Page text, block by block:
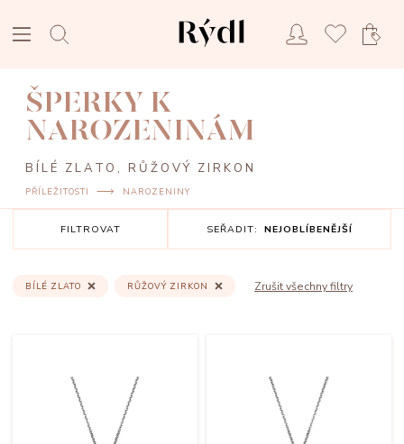
ŠPERKY K
NAROZENINÁM
BÍLÉ ZLATO, RŮŽOVÝ ZIRKON
PŘÍLEŽITOSTI NAROZENINY
FILTROVAT SEŘADIT: NEJOBLÍBENĚJŠÍ
Zrušit všechny filtry
BÍLÉ ZLATO RŮŽOVÝ ZIRKON